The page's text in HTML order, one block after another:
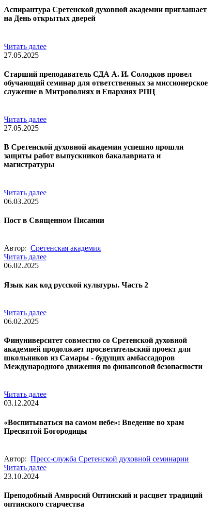
Аспирантура Сретенской духовной академии приглашает
на День открытых дверей
Читать далее
27.05.2025
Старший преподаватель СДА А. И. Солодков провел
обучающий семинар для ответственных за миссионерское
служение в Митрополиях и Епархиях РПЦ
Читать далее
27.05.2025
В Сретенской духовной академии успешно прошли
защиты работ выпускников бакалавриата и
магистратуры
Читать далее
06.03.2025
Пост в Священном Писании
Автор: Сретенская академия
Читать далее
06.02.2025
Язык как код русской культуры. Часть 2
Читать далее
06.02.2025
Финуниверситет совместно со Сретенской духовной
академией продолжает просветительский проект для
школьников из Самары - будущих амбассадоров
Международного движения по финансовой безопасности
Читать далее
03.12.2024
«Воспитываться на самом небе»: Введение во храм
Пресвятой Богородицы
Автор: Пресс-служба Сретенской духовной семинарии
Читать далее
23.10.2024
Преподобный Амвросий Оптинский и расцвет традиций
оптинского старчества